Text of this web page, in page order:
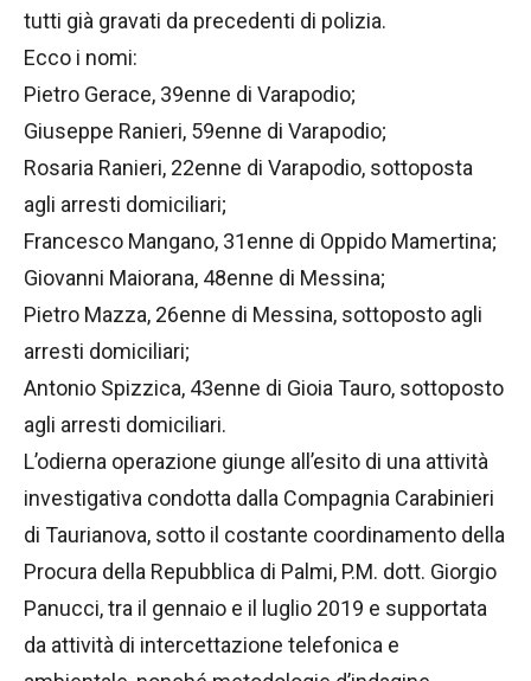
tutti già gravati da precedenti di polizia.
Ecco i nomi:
Pietro Gerace, 39enne di Varapodio;
Giuseppe Ranieri, 59enne di Varapodio;
Rosaria Ranieri, 22enne di Varapodio, sottoposta
agli arresti domiciliari;
Francesco Mangano, 31enne di Oppido Mamertina;
Giovanni Maiorana, 48enne di Messina;
Pietro Mazza, 26enne di Messina, sottoposto agli
arresti domiciliari;
Antonio Spizzica, 43enne di Gioia Tauro, sottoposto
agli arresti domiciliari.
L’odierna operazione giunge all’esito di una attività
investigativa condotta dalla Compagnia Carabinieri
di Taurianova, sotto il costante coordinamento della
Procura della Repubblica di Palmi, P.M. dott. Giorgio
Panucci, tra il gennaio e il luglio 2019 e supportata
da attività di intercettazione telefonica e